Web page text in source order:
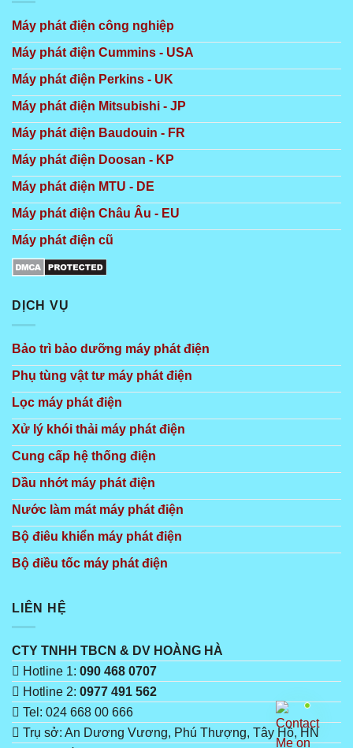
Máy phát điện công nghiệp
Máy phát điện Cummins - USA
Máy phát điện Perkins - UK
Máy phát điện Mitsubishi - JP
Máy phát điện Baudouin - FR
Máy phát điện Doosan - KP
Máy phát điện MTU - DE
Máy phát điện Châu Âu - EU
Máy phát điện cũ
DỊCH VỤ
Bảo trì bảo dưỡng máy phát điện
Phụ tùng vật tư máy phát điện
Lọc máy phát điện
Xử lý khói thải máy phát điện
Cung cấp hệ thống điện
Dầu nhớt máy phát điện
Nước làm mát máy phát điện
Bộ điêu khiển máy phát điện
Bộ điều tốc máy phát điện
LIÊN HỆ
CTY TNHH TBCN & DV HOÀNG HÀ
Hotline 1: 090 468 0707
Hotline 2: 0977 491 562
Tel: 024 668 00 666
Trụ sở: An Dương Vương, Phú Thượng, Tây Hồ, HN